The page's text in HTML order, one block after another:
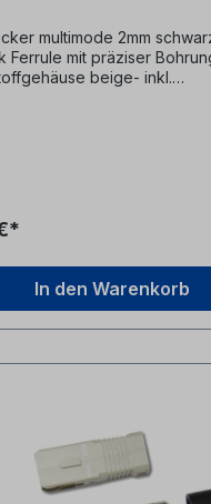
multimode 2mm
Ferrule mit präziser
beige- inkl.
In den Warenkorb